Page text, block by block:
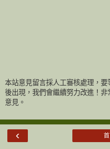
本站意見留言採人工審核處理，要
後出現，我們會繼續努力改進！非
意見。
‹